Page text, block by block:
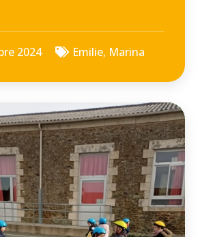
2024 Emilie, Marina